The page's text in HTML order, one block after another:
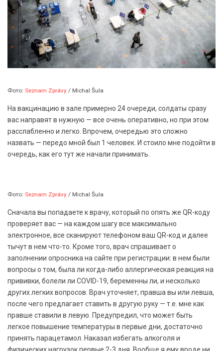
Фото: Seznam Zprávy / Michal Šula
На вакцинацию в зале примерно 24 очереди, солдаты сразу
вас направят в нужную — все очень оперативно, но при этом
расслабленно и легко. Впрочем, очередью это сложно
назвать — передо мной был 1 человек. И стоило мне подойти в
очередь, как его тут же начали принимать.
Фото: Seznam Zprávy / Michal Šula
Сначала вы попадаете к врачу, который по опять же QR-коду
проверяет вас — на каждом шагу все максимально
электронное, все сканируют телефоном ваш QR-код и далее
тычут в нем что-то. Кроме того, врач спрашивает о
заполнении опросника на сайте при регистрации: в нем были
вопросы о том, была ли когда-либо аллергическая реакция на
прививки, болели ли COVID-19, беременны ли, и несколько
других легких вопросов. Врач уточняет, правша вы или левша,
после чего предлагает ставить в другую руку — т.е. мне как
правше ставили в левую. Предупредил, что может быть
легкое повышение температуры в первые дни, достаточно
принять парацетамол. Наказал избегать алкоголя и
физических нагрузок первые 2-3 дня. Вообще я ему вроде ни